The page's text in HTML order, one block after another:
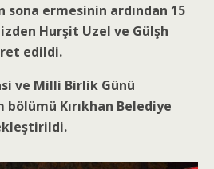
sona ermesinin ardından 15
Hurşit Uzel ve Gülşh
edildi.
ve Milli Birlik Günü
bölümü Kırıkhan Belediye